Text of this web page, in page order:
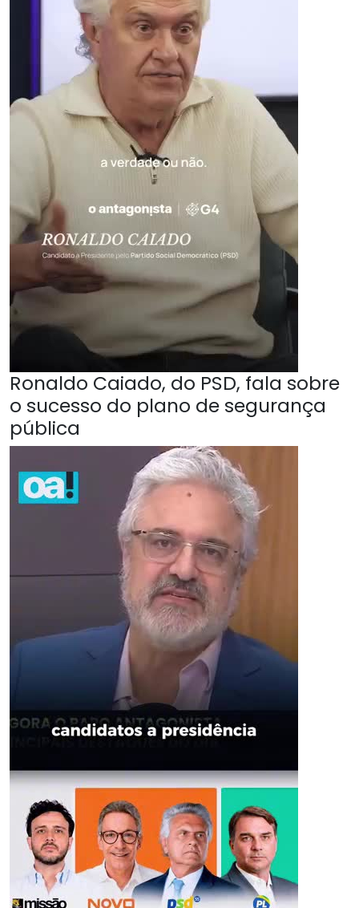
Ronaldo Caiado, do PSD, fala sobre
o sucesso do plano de segurança
pública